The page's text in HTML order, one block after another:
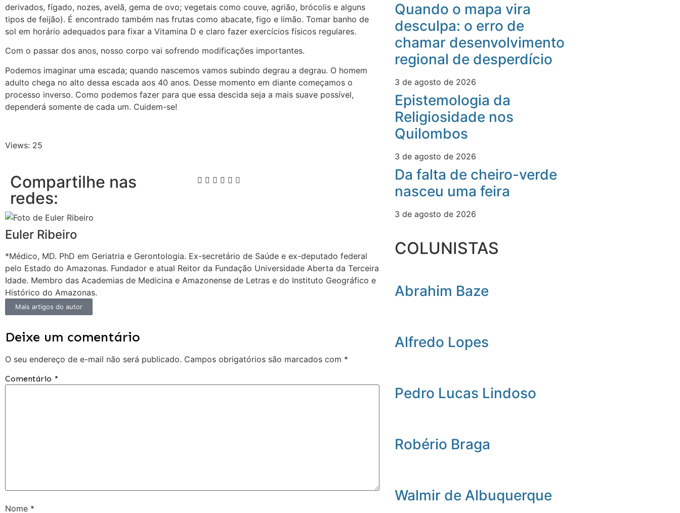
derivados, fígado, nozes, avelã, gema de ovo; vegetais como couve, agrião, brócolis e alguns
tipos de feijão). É encontrado também nas frutas como abacate, figo e limão. Tomar banho de
sol em horário adequados para fixar a Vitamina D e claro fazer exercícios físicos regulares.
Com o passar dos anos, nosso corpo vai sofrendo modificações importantes.
Podemos imaginar uma escada; quando nascemos vamos subindo degrau a degrau. O homem
adulto chega no alto dessa escada aos 40 anos. Desse momento em diante começamos o
processo inverso. Como podemos fazer para que essa descida seja a mais suave possível,
dependerá somente de cada um. Cuidem-se!
Views: 25
Compartilhe nas
redes:
Euler Ribeiro
*Médico, MD. PhD em Geriatria e Gerontologia. Ex-secretário de Saúde e ex-deputado federal
pelo Estado do Amazonas. Fundador e atual Reitor da Fundação Universidade Aberta da Terceira
Idade. Membro das Academias de Medicina e Amazonense de Letras e do Instituto Geográfico e
Histórico do Amazonas.
Mais artigos do autor
Deixe um comentário
O seu endereço de e-mail não será publicado. Campos obrigatórios são marcados com *
Comentário *
Nome *
Quando o mapa vira
desculpa: o erro de
chamar desenvolvimento
regional de desperdício
3 de agosto de 2026
Epistemologia da
Religiosidade nos
Quilombos
3 de agosto de 2026
Da falta de cheiro-verde
nasceu uma feira
3 de agosto de 2026
COLUNISTAS
Abrahim Baze
Alfredo Lopes
Pedro Lucas Lindoso
Robério Braga
Walmir de Albuquerque